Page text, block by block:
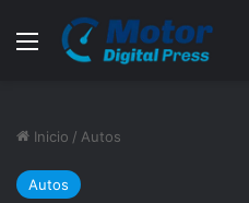
Menú
Inicio / Autos
Autos